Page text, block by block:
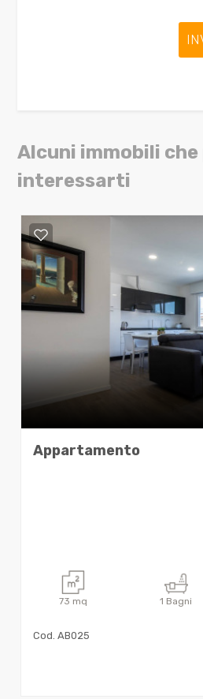
Alcuni immobili
interessarti
Appartamento
73 mq 1 Bagni
Cod. AB025